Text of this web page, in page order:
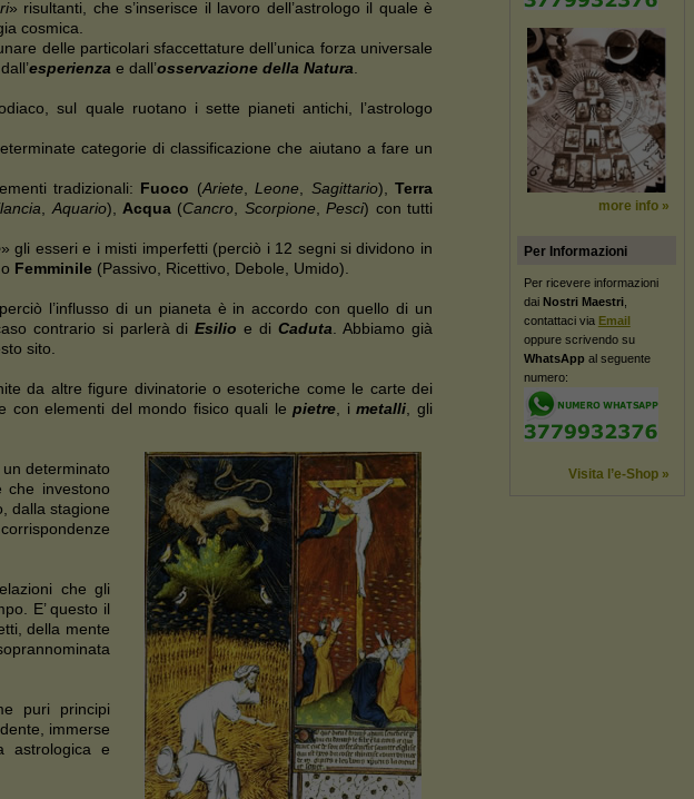
more info »
Per Informazioni
Per ricevere informazioni
dai Nostri Maestri,
contattaci via Email
oppure scrivendo su
WhatsApp al seguente
numero:
Visita l’e-Shop »
» risultanti, che s’inserisce il lavoro dell’astrologo il quale è
cosmica.
delle particolari sfaccettature dell’unica forza universale
esperienza e dall’osservazione della Natura.
sul quale ruotano i sette pianeti antichi, l’astrologo
categorie di classificazione che aiutano a fare un
tradizionali: Fuoco (Ariete,Leone, Sagittario), Terra
,Aquario), Acqua(Cancro, Scorpione,Pesci) con tutti
» gli esseri e i misti imperfetti (perciò i 12 segni si dividono in
Femminile (Passivo, Ricettivo, Debole, Umido).
l’influsso di un pianeta è in accordo con quello di un
contrario si parlerà diEsilio e diCaduta. Abbiamo già
sito.
da altre figure divinatorie o esoteriche come le carte dei
con elementi del mondo fisico quali lepietre, imetalli, gli
determinato
che investono
dalla stagione
che gli
E’ questo il
della mente
puri principi
immerse
astrologica e